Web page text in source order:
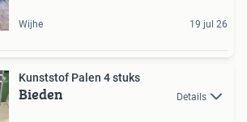
Wijhe 19 jul 26
Kunststof Palen 4 stuks
Bieden Details